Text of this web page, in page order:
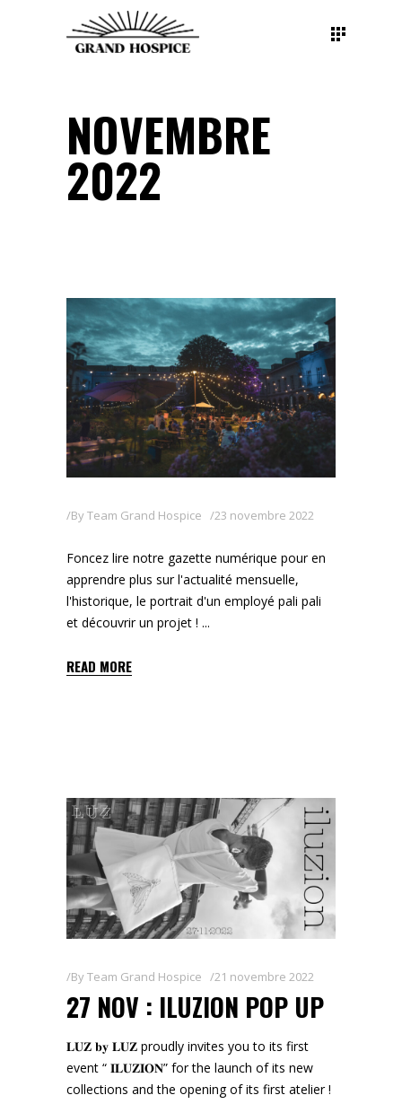
NOVEMBRE
2022
ByTeam Grand Hospice 23 novembre 2022
Foncez lire notre gazette numérique pour en
apprendre plus sur l'actualité mensuelle,
l'historique, le portrait d'un employé pali pali
et découvrir un projet !
READ MORE
ByTeam Grand Hospice 21 novembre 2022
27 NOV : ILUZION POP UP
𝐋𝐔𝐙 𝐛𝐲 𝐋𝐔𝐙 proudly invites you to its first
event “ 𝐈𝐋𝐔𝐙𝐈𝐎𝐍” for the launch of its new
collections and the opening of its first atelier !